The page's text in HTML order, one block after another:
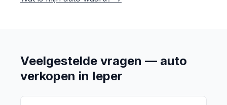
Veelgestelde vragen — auto
verkopen in Ieper